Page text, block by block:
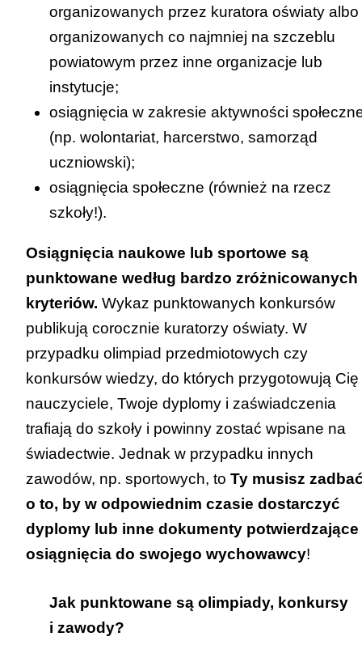
organizowanych przez kuratora oświaty albo
organizowanych co najmniej na szczeblu
powiatowym przez inne organizacje lub
instytucje;
osiągnięcia w zakresie aktywności
(np. wolontariat, harcerstwo, samorząd
uczniowski);
osiągnięcia społeczne (również na rzecz
szkoły!).
Osiągnięcia naukowe lub sportowe są
punktowane według bardzo zróżnicowanych
kryteriów. Wykaz punktowanych konkursów
publikują corocznie kuratorzy oświaty. W
przypadku olimpiad przedmiotowych czy
konkursów wiedzy, do których przygotowują Cię
nauczyciele, Twoje dyplomy i zaświadczenia
trafiają do szkoły i powinny zostać wpisane na
świadectwie. Jednak w przypadku innych
zawodów, np. sportowych, to Ty musisz
o to, by w odpowiednim czasie dostarczyć
dyplomy lub inne dokumenty potwierdzające
osiągnięcia do swojego wychowawcy!
Jak punktowane są olimpiady, konkursy
i zawody?